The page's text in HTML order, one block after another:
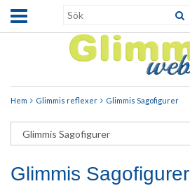
Hem Glimmis reflexer Glimmis Sagofigurer
Glimmis Sagofigurer